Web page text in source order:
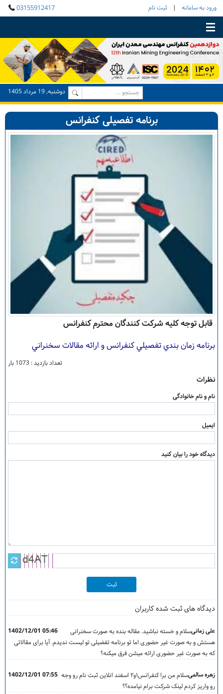
03155912417 ورود به سامانه |
ثبت نام
دوشنبه, 19 مرداد 1405
برنامه تفصیلی کنفرانس
قابل توجه کلیه شرکت کنندگان محترم کنفرانس
برنامه زمان بندي تفصيلي كنفرانس و ارائه مقالات سخنراني
تعداد بازدید : 1073 بار
نظرات
نام و نام خانوادگی
ایمیل
دیدگاه خود را بیان کنید
ثبت
دیدگاه های ثبت شده کاربران
علی زمانی 1402/12/01 05:46
سلام و خسته نباشید. مقاله بنده به صورت سخنرانی
هستش و به صورت غیر حضوری اما تو برنامه تفضیلی تو لیست ندیدم. آیا برای مقالاتی
که به صورت غیر حضوری ارائه میشن فرق میکنه؟
زهره سالمی 1402/12/01 07:55 سلام من برا کنفرانس۱و۲ اسفند انلاین ثبت نام رو وجه
رو واریز کردم لینک شرکت برام نیامده؟؟